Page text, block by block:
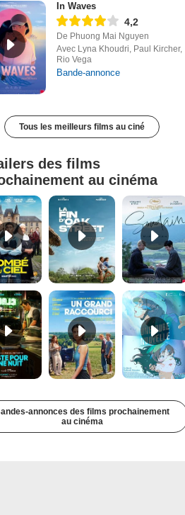
In Waves
4,2
De Phuong Mai Nguyen
Avec Lyna Khoudri, Paul Kircher,
Rio Vega
Bande-annonce
Tous les meilleurs films au ciné
des films
au cinéma
Tombé du ciel Bande-annonce VF La fin d’Oak Street Bande-annonce VO STFR
Juste pour une nuit Bande-annonce VO STFR Un grand raccourci Bande-annonce VF Une aube nouvelle Bande-annonce VO STFR
annonces des films prochainement
au cinéma